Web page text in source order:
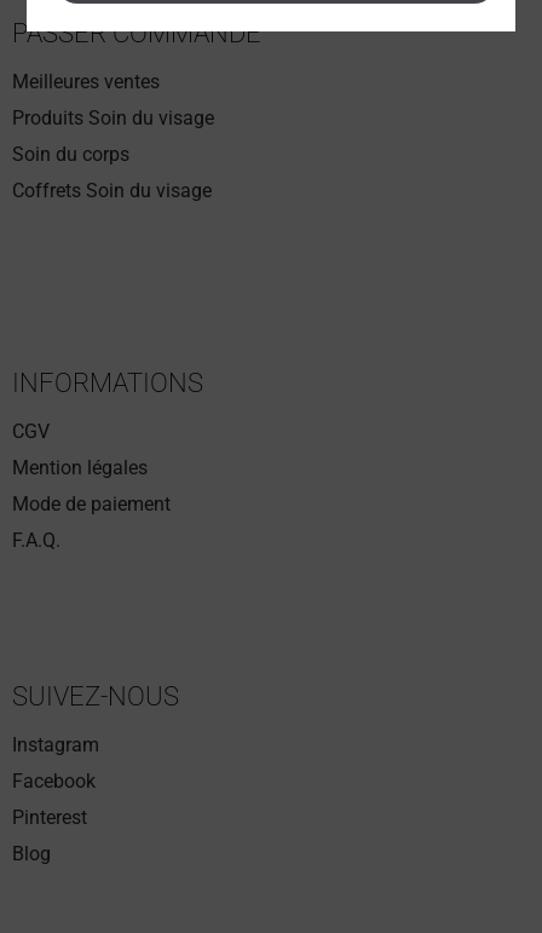
PASSER COMMANDE
Meilleures ventes
Produits Soin du visage
Soin du corps
Coffrets Soin du visage
INFORMATIONS
CGV
Mention légales
Mode de paiement
F.A.Q.
SUIVEZ-NOUS
Instagram
Facebook
Pinterest
Blog